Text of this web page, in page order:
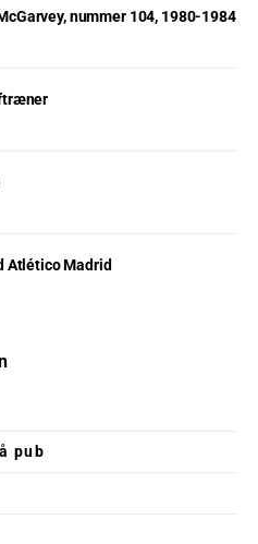
nummer 104, 1980-1984
Atlético Madrid
pub